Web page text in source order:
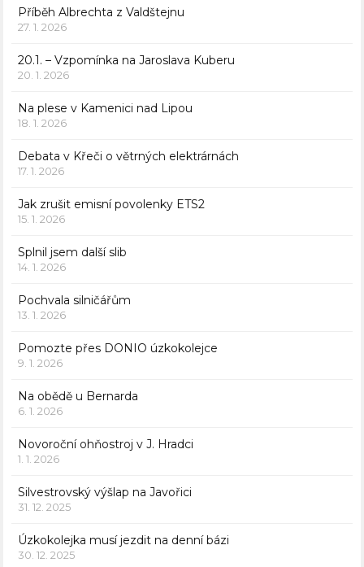
Příběh Albrechta z Valdštejnu
27. 1. 2026
20.1. – Vzpomínka na Jaroslava Kuberu
20. 1. 2026
Na plese v Kamenici nad Lipou
18. 1. 2026
Debata v Křeči o větrných elektrárnách
17. 1. 2026
Jak zrušit emisní povolenky ETS2
15. 1. 2026
Splnil jsem další slib
14. 1. 2026
Pochvala silničářům
13. 1. 2026
Pomozte přes DONIO úzkokolejce
9. 1. 2026
Na obědě u Bernarda
6. 1. 2026
Novoroční ohňostroj v J. Hradci
1. 1. 2026
Silvestrovský výšlap na Javořici
31. 12. 2025
Úzkokolejka musí jezdit na denní bázi
30. 12. 2025